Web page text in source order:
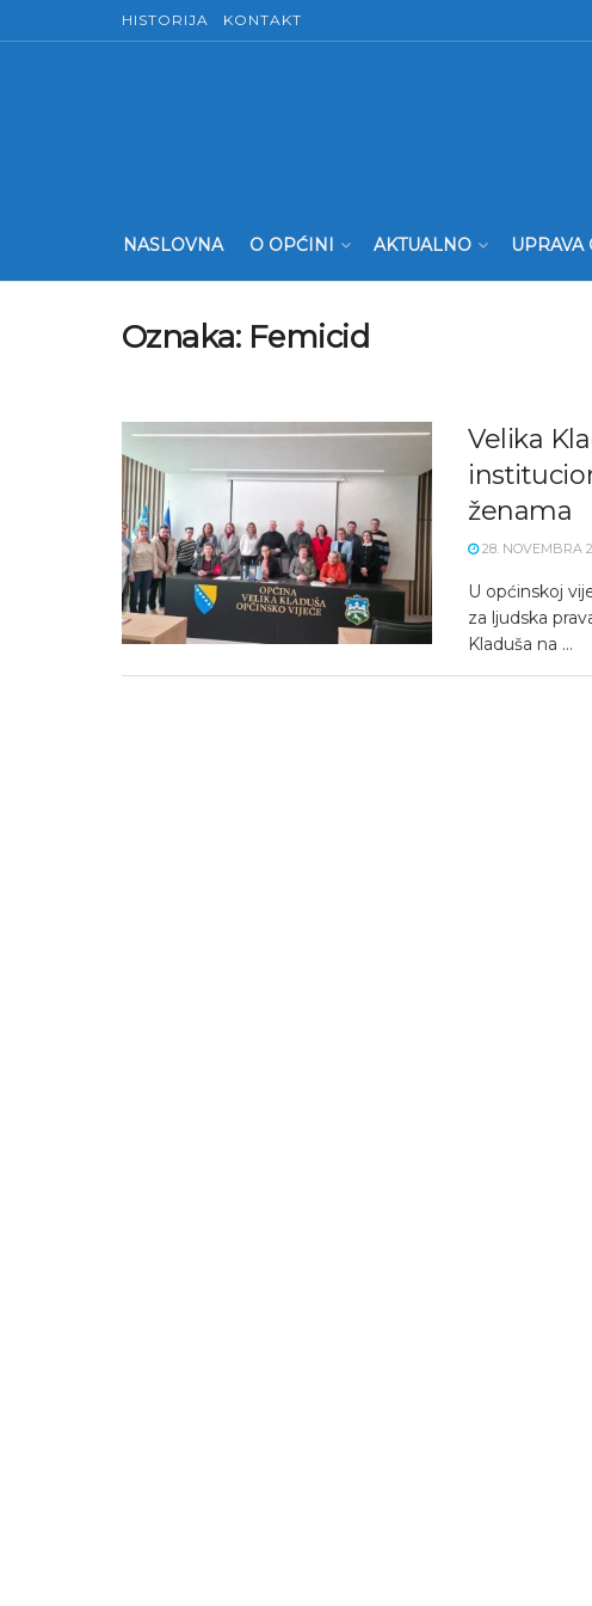
HISTORIJA KONTAKT
NASLOVNA O OPĆINI AKTUALNO UPRAVA
Oznaka: Femicid
Velika
ženama
28. NOVEMBRA
U općinskoj
za ljudska
Kladuša na ...